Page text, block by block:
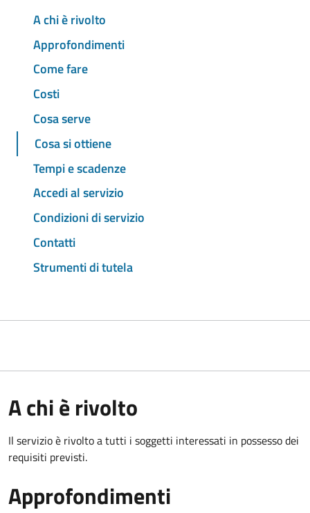
A chi è rivolto
Approfondimenti
Come fare
Costi
Cosa serve
Cosa si ottiene
Tempi e scadenze
Accedi al servizio
Condizioni di servizio
Contatti
Strumenti di tutela
A chi è rivolto
Il servizio è rivolto a tutti i soggetti interessati in possesso dei
requisiti previsti.
Approfondimenti